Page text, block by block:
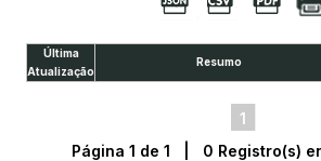
Última
Atualização
Resumo
1
Página 1 de 1 | 0 Registro(s)